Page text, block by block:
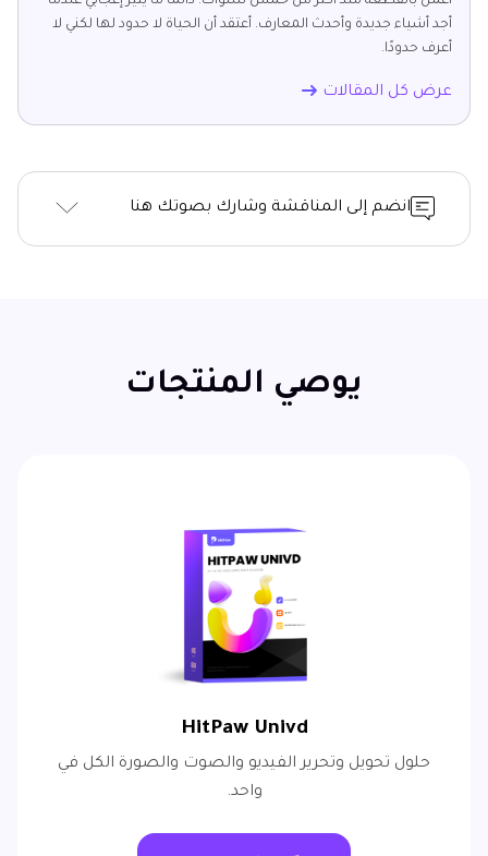
أجد أشياء جديدة وأحدث المعارف. أعتقد أن الحياة لا حدود لها لكني لا
أعرف حدودًا.
عرض كل المقالات
انضم إلى المناقشة وشارك بصوتك هنا
يوصي المنتجات
HitPaw Univd
حلول تحويل وتحرير الفيديو والصوت والصورة الكل في
واحد.